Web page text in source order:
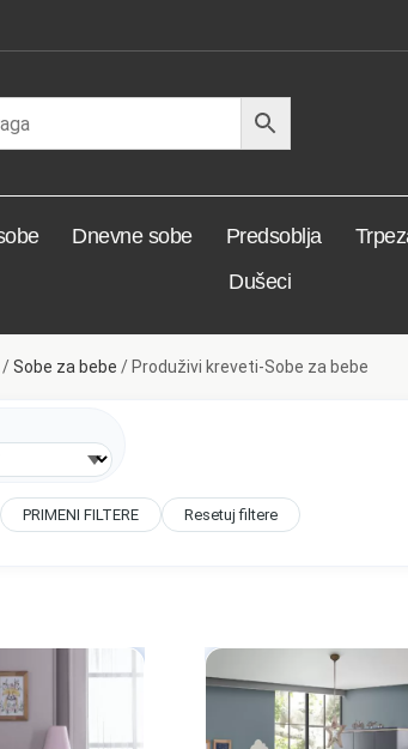
Dnevne sobe Predsoblja
Dušeci
/Sobe za bebe / Produživi kreveti-Sobe za bebe
PRIMENI FILTERE Resetuj filtere